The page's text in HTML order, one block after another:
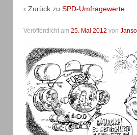
‹ Zurück zu SPD-Umfragewerte
Veröffentlicht am 25. Mai 2012 von